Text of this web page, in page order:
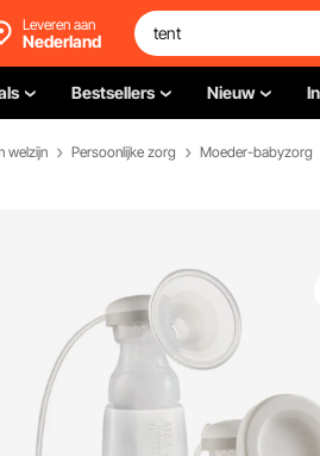
Leveren aan
Nederland
Bestsellers Nieuw
welzijn Persoonlijke zorg Moeder-babyzorg